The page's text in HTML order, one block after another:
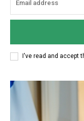
I've read and accept